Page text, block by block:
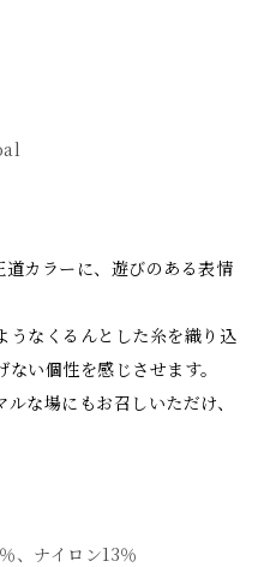
道カラーに、遊びのある表情
うなくるんとした糸を織り込
い個性を感じさせます。
な場にもお召しいただけ、
、ナイロン13％